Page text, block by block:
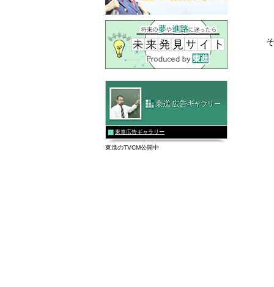
東進広告ギャラリー
東進のTVCM公開中